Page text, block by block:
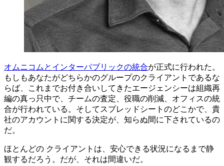
オムニコムとインターパブリックの統合が正式に行われた。
もしもあなたがどちらかのグループのクライアントであるな
らば、これまでお付き合いしてきたエージェンシーは組織再
編の真っ只中で、チームの査定、役職の削減、オフィスの統
合が行われている。そしてスプレッドシートのどこかで、貴
社のアカウントに関する決定が、知らぬ間に下されているの
だ。
ほとんどの クライアントは、安心できる状況になるまで静
観するだろう。だが、それは間違いだ。